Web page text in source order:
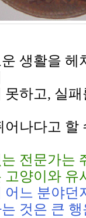
생활을 헤
못하고, 실
어나다고 할
전문가는
고양이와 유
어느 분야던
것은 큰